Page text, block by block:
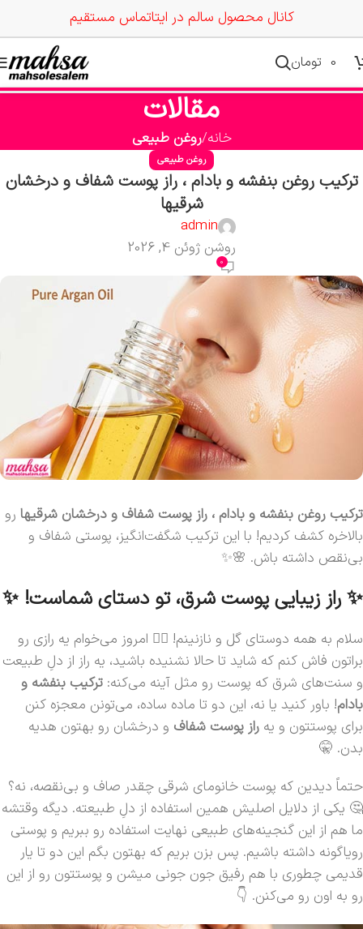
کانال محصول سالم در ایتاتماس مستقیم
0 تومان
مقالات
خانه روغن طبیعی
روغن طبیعی
ترکیب روغن بنفشه و بادام ، راز پوست شفاف و درخشان
شرقیها
admin
روشن ژوئن 4, 2026
0
ترکیب روغن بنفشه و بادام ، راز پوست شفاف و درخشان شرقیها رو
بالاخره کشف کردیم! با این ترکیب شگفت‌انگیز، پوستی شفاف و
بی‌نقص داشته باش. 🌸✨
✨ راز زیبایی پوست شرق، تو دستای شماست! ✨
سلام به همه دوستای گل و نازنینم! 🙋‍♀️ امروز می‌خوام یه رازی رو
براتون فاش کنم که شاید تا حالا نشنیده باشید، یه راز از دلِ طبیعت
و سنت‌های شرق که پوست رو مثل آینه می‌کنه: ترکیب بنفشه و
بادام! باور کنید یا نه، این دو تا ماده ساده، می‌تونن معجزه کنن
برای پوستتون و یه راز پوست شفاف و درخشان رو بهتون هدیه
بدن. 🤫
حتماً دیدین که پوست خانومای شرقی چقدر صاف و بی‌نقصه، نه؟
🤔 یکی از دلایل اصلیش همین استفاده از دلِ طبیعته. دیگه وقتشه
ما هم از این گنجینه‌های طبیعی نهایت استفاده رو ببریم و پوستی
رویاگونه داشته باشیم. پس بزن بریم که بهتون بگم این دو تا یار
قدیمی چطوری با هم رفیق جون جونی میشن و پوستتون رو از این
رو به اون رو می‌کنن. 👇